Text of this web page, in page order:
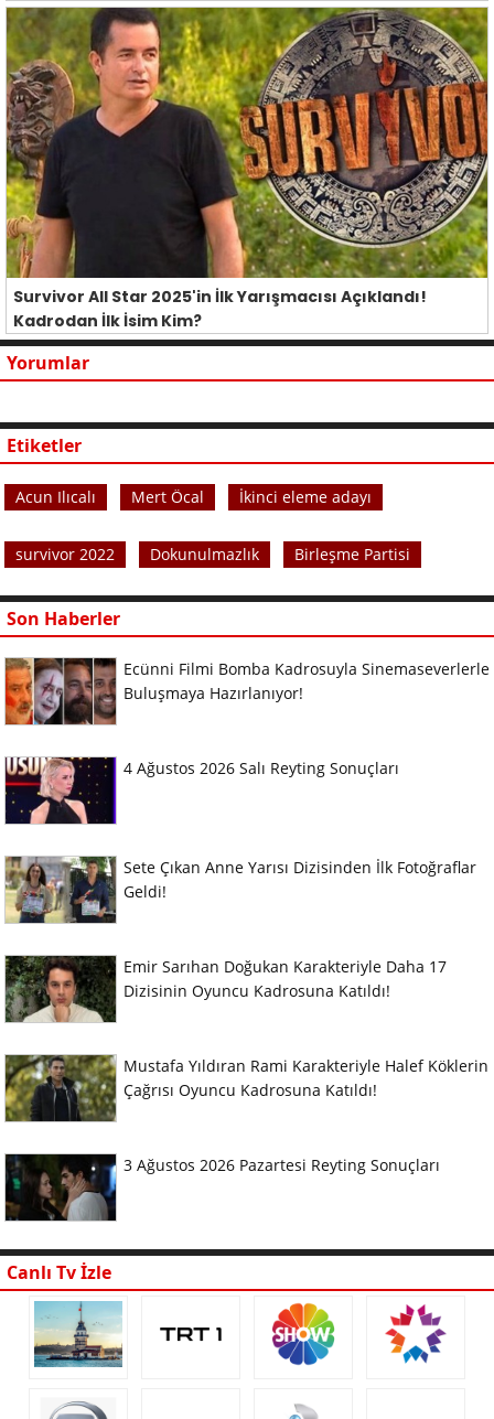
Survivor All Star 2025'in İlk Yarışmacısı Açıklandı!
Kadrodan İlk İsim Kim?
Yorumlar
Etiketler
Acun Ilıcalı Mert Öcal İkinci eleme adayı
survivor 2022 Dokunulmazlık Birleşme Partisi
Son Haberler
Ecünni Filmi Bomba Kadrosuyla Sinemaseverlerle
Buluşmaya Hazırlanıyor!
4 Ağustos 2026 Salı Reyting Sonuçları
Sete Çıkan Anne Yarısı Dizisinden İlk Fotoğraflar
Geldi!
Emir Sarıhan Doğukan Karakteriyle Daha 17
Dizisinin Oyuncu Kadrosuna Katıldı!
Mustafa Yıldıran Rami Karakteriyle Halef Köklerin
Çağrısı Oyuncu Kadrosuna Katıldı!
3 Ağustos 2026 Pazartesi Reyting Sonuçları
Canlı Tv İzle